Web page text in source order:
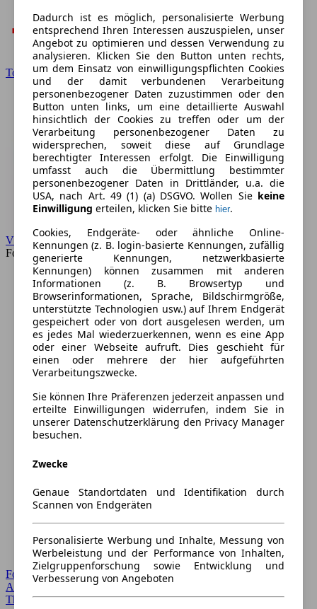
Toyota
VW
Forum
Forum Startseite
Alle Auto-Foren
Themen-Forum
Dadurch ist es möglich, personalisierte Werbung
entsprechend Ihren Interessen auszuspielen, unser
Angebot zu optimieren und dessen Verwendung zu
analysieren. Klicken Sie den Button unten rechts,
um dem Einsatz von einwilligungspflichten Cookies
und der damit verbundenen Verarbeitung
personenbezogener Daten zuzustimmen oder den
Button unten links, um eine detaillierte Auswahl
hinsichtlich der Cookies zu treffen oder um der
Verarbeitung personenbezogener Daten zu
widersprechen, soweit diese auf Grundlage
berechtigter Interessen erfolgt. Die Einwilligung
umfasst auch die Übermittlung bestimmter
personenbezogener Daten in Drittländer, u.a. die
USA, nach Art. 49 (1) (a) DSGVO. Wollen Sie keine
Einwilligung erteilen, klicken Sie bitte hier.
Cookies, Endgeräte- oder ähnliche Online-
Kennungen (z. B. login-basierte Kennungen, zufällig
generierte Kennungen, netzwerkbasierte
Kennungen) können zusammen mit anderen
Informationen (z. B. Browsertyp und
Browserinformationen, Sprache, Bildschirmgröße,
unterstützte Technologien usw.) auf Ihrem Endgerät
gespeichert oder von dort ausgelesen werden, um
es jedes Mal wiederzuerkennen, wenn es eine App
oder einer Webseite aufruft. Dies geschieht für
einen oder mehrere der hier aufgeführten
Verarbeitungszwecke.
Sie können Ihre Präferenzen jederzeit anpassen und
erteilte Einwilligungen widerrufen, indem Sie in
unserer Datenschutzerklärung den Privacy Manager
besuchen.
Zwecke
Genaue Standortdaten und Identifikation durch
Scannen von Endgeräten
Personalisierte Werbung und Inhalte, Messung von
Werbeleistung und der Performance von Inhalten,
Zielgruppenforschung sowie Entwicklung und
Verbesserung von Angeboten